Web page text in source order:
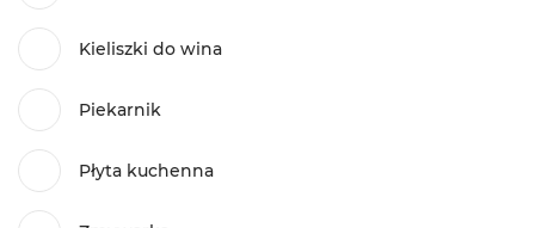
Kieliszki do wina
Piekarnik
Płyta kuchenna